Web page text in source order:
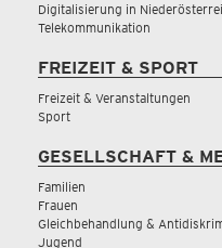
Digitalisierung in
Telekommunikation
FREIZEIT & SPORT
Freizeit & Veranstaltungen
Sport
GESELLSCHAFT &
Familien
Frauen
Gleichbehandlung &
Jugend